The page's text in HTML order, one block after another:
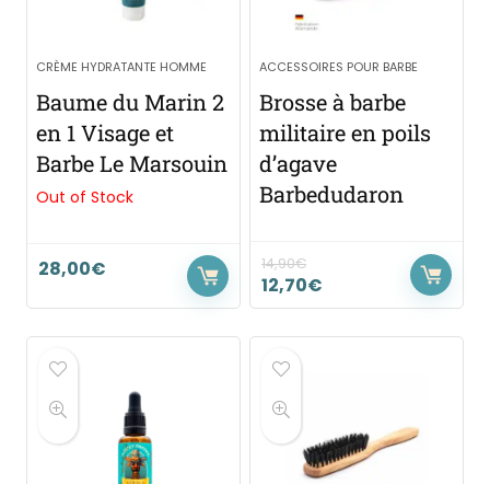
CRÈME HYDRATANTE HOMME
Baume du Marin 2
en 1 Visage et
Barbe Le Marsouin
Out of Stock
28,00€
ACCESSOIRES POUR BARBE
Brosse à barbe
militaire en poils
d’agave
Barbedudaron
14,90€
12,70€